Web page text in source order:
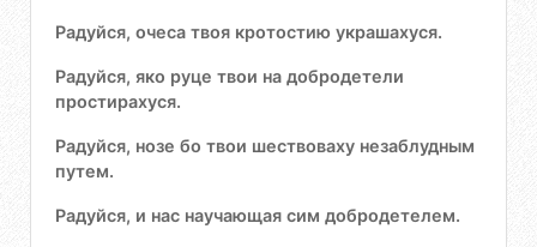
Радуйся, очеса твоя кротостию украшахуся.
Радуйся, яко руце твои на добродетели
простирахуся.
Радуйся, нозе бо твои шествоваху незаблудным
путем.
Радуйся, и нас научающая сим добродетелем.